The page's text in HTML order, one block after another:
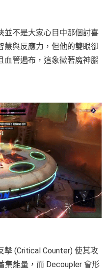
並不是大家心目中那個討喜
慧與反應力，但他的雙眼卻
血管遍布，這象徵著魔神腦
(Critical Counter) 使其攻
集能量，而 Decoupler 會形